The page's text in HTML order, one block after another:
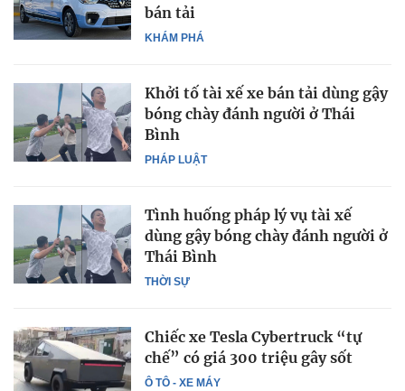
KHÁM PHÁ
bán tải
PHÁP LUẬT
Khởi tố tài xế xe bán tải dùng gậy
bóng chày đánh người ở Thái
Bình
THỜI SỰ
Tình huống pháp lý vụ tài xế
dùng gậy bóng chày đánh người ở
Thái Bình
Ô TÔ - XE MÁY
Chiếc xe Tesla Cybertruck “tự
chế” có giá 300 triệu gây sốt